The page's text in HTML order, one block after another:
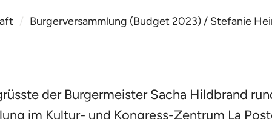
Burgerversammlung (Budget 2023) / Stefanie
der Burgermeister Sacha Hildbrand
im Kultur- und Kongress-Zentrum La